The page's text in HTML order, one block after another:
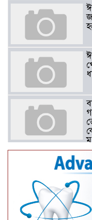
আটঘরিয়ায় বিএনপি